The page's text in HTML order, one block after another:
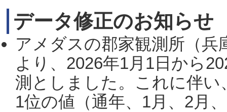
データ修正のお知らせ
アメダスの郡家観測所（
より、2026年1月1日から
測としました。これに伴い
1位の値（通年、1月、2月